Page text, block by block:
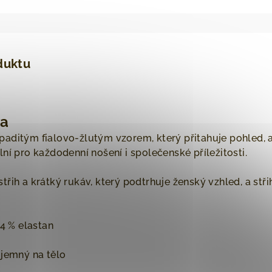
fialovo-žlutým vzorem, který přitahuje pohled,
pro každodenní nošení i společenské příležitosti.
a krátký rukáv, který podtrhuje ženský vzhled, a
% elastan
na tělo